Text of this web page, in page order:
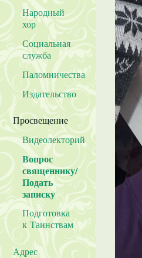
Народный
хор
Социальная
служба
Паломничества
Издательство
Просвещение
Видеолекторий
Вопрос
священнику/
Подать
записку
Подготовка
к Таинствам
Адрес